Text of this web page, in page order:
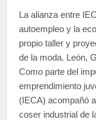
La alianza entre
autoempleo y la
propio taller y
de la moda. León,
Como parte del
emprendimiento
(IECA) acompañó
coser industrial de